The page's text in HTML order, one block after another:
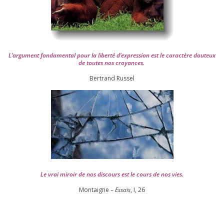
L’argument fon­da­men­tal pour la liber­té d’expression est le carac­tère dou­teux
de toutes nos croyances.
Ber­trand Russel
Le vrai miroir de nos dis­cours est le cours de nos vies.
Montaigne –Essais, I, 26